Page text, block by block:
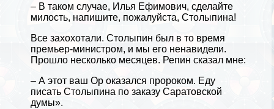
– В таком случае, Илья Ефимович, сделайте
милость, напишите, пожалуйста, Столыпина!
Все захохотали. Столыпин был в то время
премьер-министром, и мы его ненавидели.
Прошло несколько месяцев. Репин сказал мне:
– А этот ваш Ор оказался пророком. Еду
писать Столыпина по заказу Саратовской
думы».